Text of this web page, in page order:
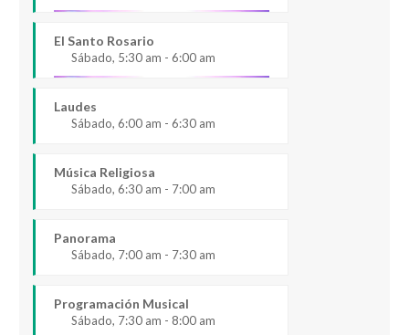
El Santo Rosario
Sábado, 5:30 am - 6:00 am
Laudes
Sábado, 6:00 am - 6:30 am
Música Religiosa
Sábado, 6:30 am - 7:00 am
Panorama
Sábado, 7:00 am - 7:30 am
Programación Musical
Sábado, 7:30 am - 8:00 am